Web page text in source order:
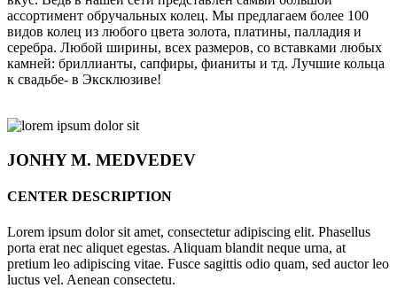
ассортимент обручальных колец. Мы предлагаем более 100
видов колец из любого цвета золота, платины, палладия и
серебра. Любой ширины, всех размеров, со вставками любых
камней: бриллианты, сапфиры, фианиты и тд. Лучшие кольца
к свадьбе- в Эксклюзиве!
JONHYM. MEDVEDEV
CENTER DESCRIPTION
Lorem ipsum dolor sit amet, consectetur adipiscing elit. Phasellus
porta erat nec aliquet egestas. Aliquam blandit neque urna, at
pretium leo adipiscing vitae. Fusce sagittis odio quam, sed auctor leo
luctus vel. Aenean consectetu.